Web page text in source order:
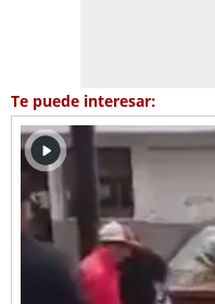
Te puede interesar: